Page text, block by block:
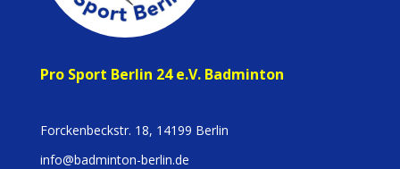
Pro Sport Berlin 24 e.V. Badminton
Forckenbeckstr. 18, 14199 Berlin
info@badminton-berlin.de